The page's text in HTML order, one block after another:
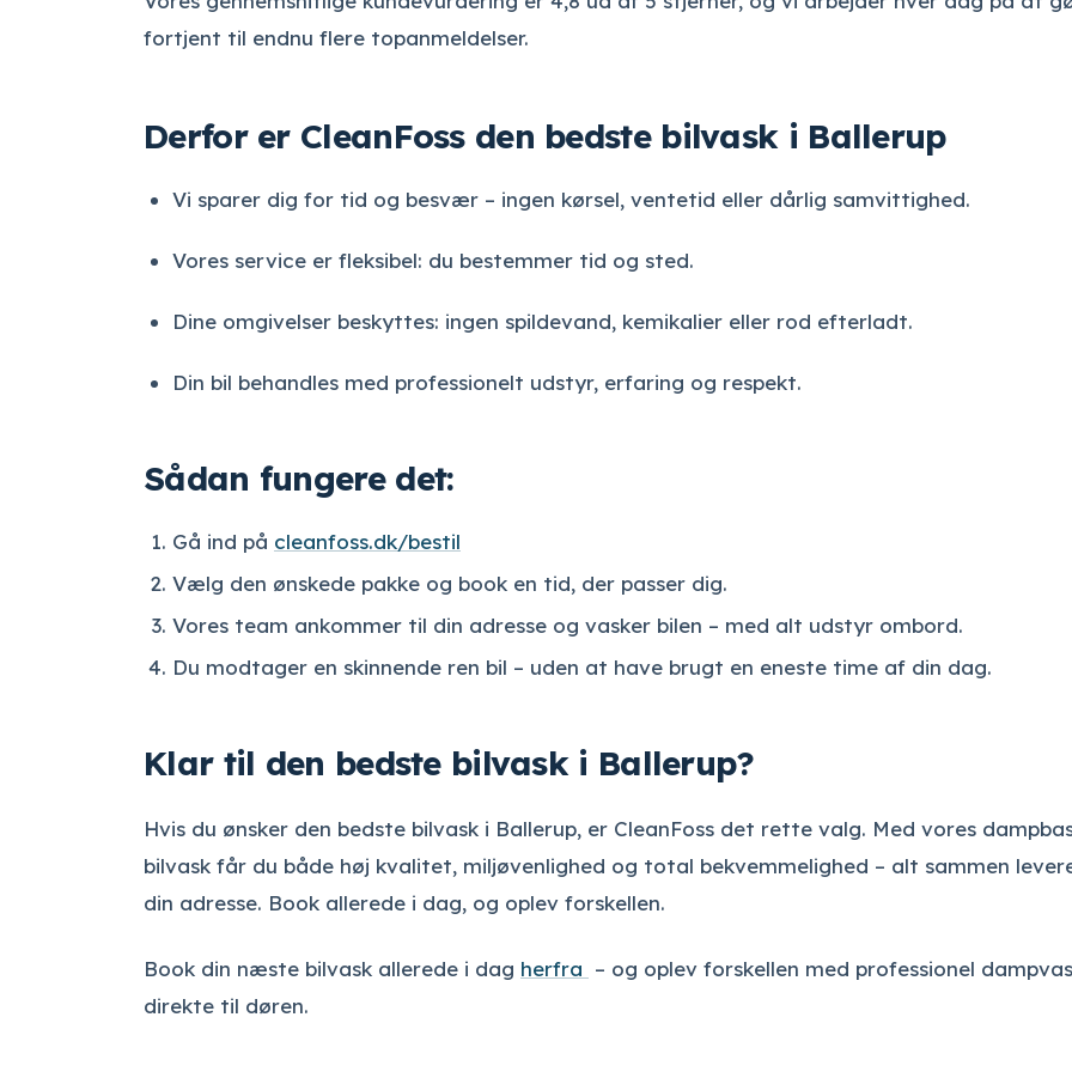
fortjent til endnu flere topanmeldelser.
Derfor er CleanFoss den bedste bilvask i Ballerup
Vi sparer dig for tid og besvær – ingen kørsel, ventetid eller dårlig samvittighed.
Vores service er fleksibel: du bestemmer tid og sted.
Dine omgivelser beskyttes: ingen spildevand, kemikalier eller rod efterladt.
Din bil behandles med professionelt udstyr, erfaring og respekt.
Sådan fungere det:
Gå ind på cleanfoss.dk/bestil
Vælg den ønskede pakke og book en tid, der passer dig.
Vores team ankommer til din adresse og vasker bilen – med alt udstyr ombord.
Du modtager en skinnende ren bil – uden at have brugt en eneste time af din dag.
Klar til den bedste bilvask i Ballerup?
Hvis du ønsker den bedste bilvask i Ballerup, er CleanFoss det rette valg. Med vores
bilvask får du både høj kvalitet, miljøvenlighed og total bekvemmelighed – alt sammen
din adresse. Book allerede i dag, og oplev forskellen.
Book din næste bilvask allerede i dag herfra – og oplev forskellen med professionel
direkte til døren.